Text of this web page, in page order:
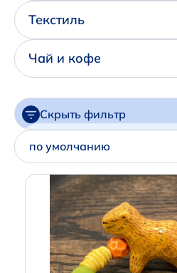
Написать нам в
+7 (925)
,
+7 (926)
Текстиль
Чай и кофе
Скрыть фильтр
Артикул
Производитель
по умолчанию